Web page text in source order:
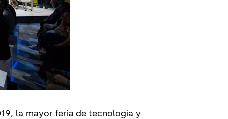
la mayor feria de tecnología y